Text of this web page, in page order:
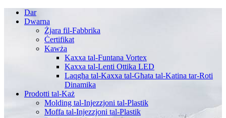
Dar
Dwarna
Żjara fil-Fabbrika
Ċertifikat
Kawża
Kaxxa tal-Funtana Vortex
Kaxxa tal-Lenti Ottika LED
Laqgħa tal-Kaxxa tal-Għata tal-Katina tar-Roti
Dinamika
Prodotti tal-Każ
Molding tal-Injezzjoni tal-Plastik
Moffa tal-Injezzjoni tal-Plastik